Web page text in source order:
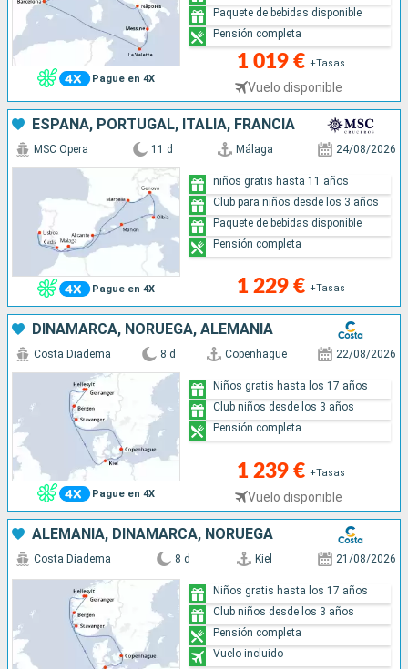
Pague en 4X
1 019 € +Tasas
Vuelo disponible
Paquete de bebidas disponible
Pensión completa
ESPAÑA, PORTUGAL, ITALIA, FRANCIA
Pague en 4X
MSC Opera 11 d Málaga 24/08/2026
1 229 € +Tasas
niños gratis hasta 11 años
Club para niños desde los 3 años
Paquete de bebidas disponible
Pensión completa
DINAMARCA, NORUEGA, ALEMANIA
Pague en 4X
Costa Diadema 8 d Copenhague 22/08/2026
1 239 € +Tasas
Vuelo disponible
Niños gratis hasta los 17 años
Club niños desde los 3 años
Pensión completa
ALEMANIA, DINAMARCA, NORUEGA
Costa Diadema 8 d Kiel 21/08/2026
Niños gratis hasta los 17 años
Club niños desde los 3 años
Pensión completa
Vuelo incluido